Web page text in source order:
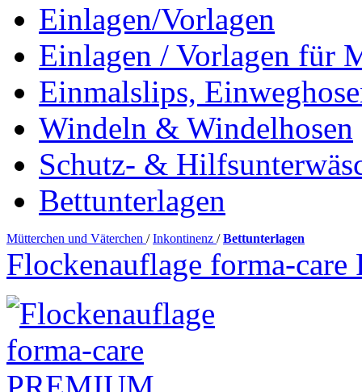
Einlagen/Vorlagen
Einlagen / Vorlagen für
Einmalslips,
Windeln & Windelhosen
Schutz- &
Bettunterlagen
Mütterchen und Väterchen / Inkontinenz / Bettunterlagen
Flockenauflage forma-